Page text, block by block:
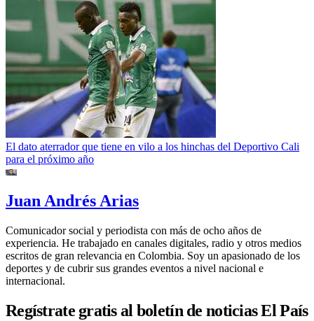
El dato aterrador que tiene en vilo a los hinchas del Deportivo Cali
para el próximo año
Juan Andrés Arias
Comunicador social y periodista con más de ocho años de
experiencia. He trabajado en canales digitales, radio y otros medios
escritos de gran relevancia en Colombia. Soy un apasionado de los
deportes y de cubrir sus grandes eventos a nivel nacional e
internacional.
Regístrate gratis al boletín de noticias El País